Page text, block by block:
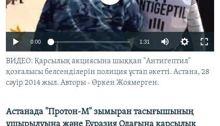
ЖАЗЫЛЫҢЫЗ
Басқа тілдерде
0:00 1:31
ВИДЕО: Қарсылық акциясына шыққан "Антигептил"
қозғалысы белсенділерін полиция ұстап әкетті. Астана, 28
сәуір 2014 жыл. Авторы - Өркен Жоямерген.
Астанада "Протон-М" зымыран тасығышының